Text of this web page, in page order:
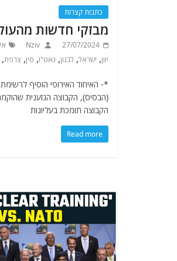
כתבות קצרות
מבזקי חדשות מהעולם ליום
27/07/2024
Nziv
יוון, ישראל, לבנון, נאט"ו, סין, צרפת,
הקבוצה תומכת בעליונות
Read more